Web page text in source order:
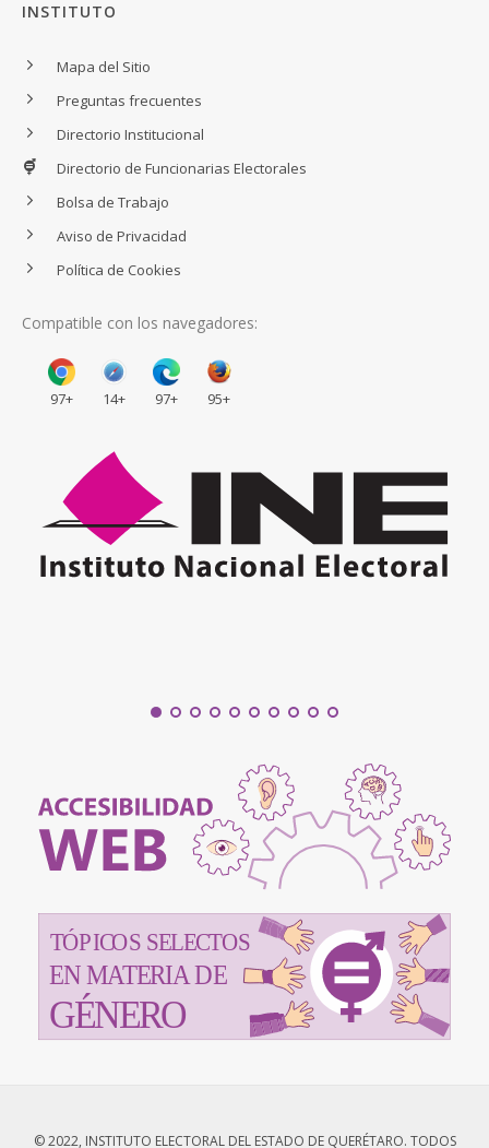
INSTITUTO
Mapa del Sitio
Preguntas frecuentes
Directorio Institucional
Directorio de Funcionarias Electorales
Bolsa de Trabajo
Aviso de Privacidad
Política de Cookies